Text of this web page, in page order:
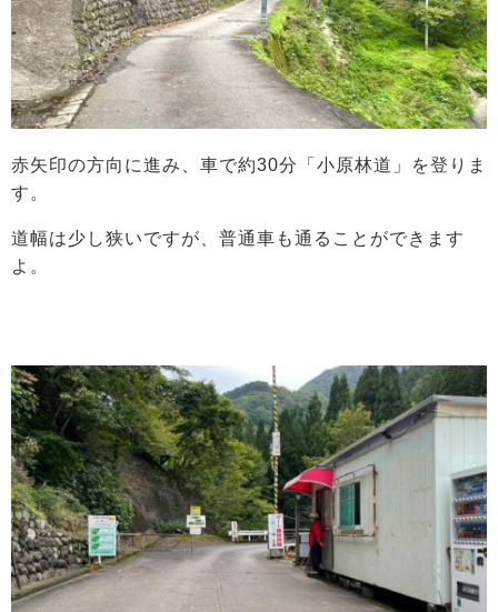
赤矢印の方向に進み、車で約30分「小原林道」を登りま
す。
道幅は少し狭いですが、普通車も通ることができます
よ。